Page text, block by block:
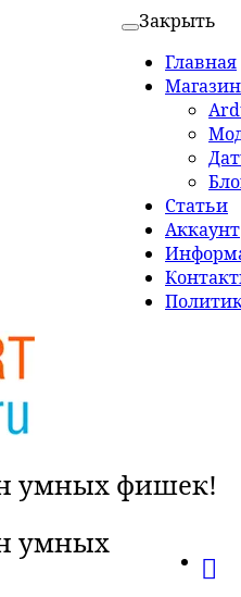
Закрыть
Главная
Магазин
Статьи
Аккаунт
умных фишек!
умных